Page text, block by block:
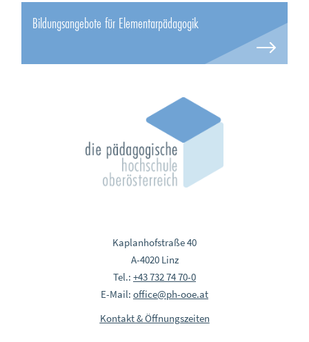
Bildungsangebote für Elementarpädagogik
Kaplanhofstraße 40
A-4020 Linz
Tel.: +43 732 74 70-0
E-Mail: office@ph-ooe.at
Kontakt & Öffnungszeiten